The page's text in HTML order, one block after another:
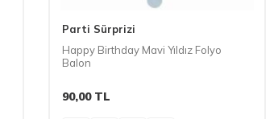
Parti Sürprizi
Happy Birthday Mavi Yıldız Folyo
Balon
90,00TL